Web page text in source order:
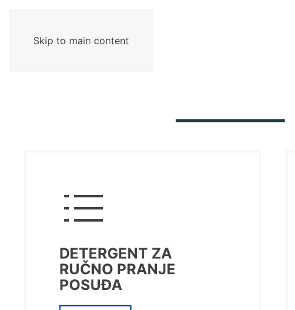
Skip to main content
DETERGENT ZA
RUČNO PRANJE
POSUĐA